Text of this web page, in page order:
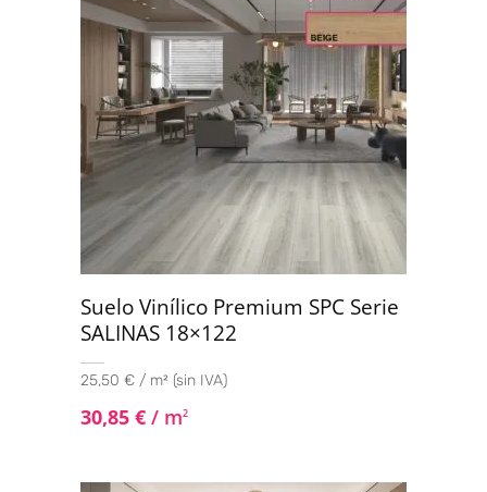
Suelo Vinílico Premium SPC Serie
SALINAS 18×122
25,50 € / m² (sin IVA)
30,85 € / m2